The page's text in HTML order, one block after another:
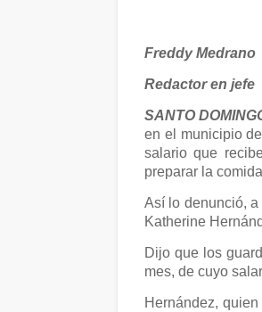
Freddy Medrano
Redactor en jefe
SANTO
en el municipio
salario que
preparar la
Así lo denunció,
Katherine
Dijo que los
mes, de cuyo
Hernández,